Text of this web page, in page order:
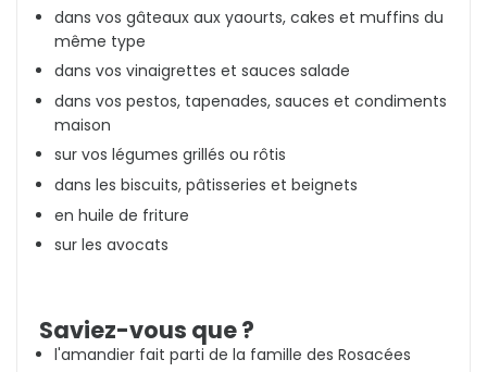
dans vos gâteaux aux yaourts, cakes et muffins du
même type
dans vos vinaigrettes et sauces salade
dans vos pestos, tapenades, sauces et condiments
maison
sur vos légumes grillés ou rôtis
dans les biscuits, pâtisseries et beignets
en huile de friture
sur les avocats
Saviez-vous que ?
l'amandier fait parti de la famille des Rosacées